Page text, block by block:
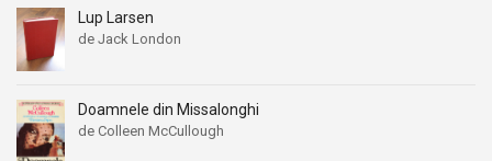
Lup Larsen
de Jack London
Doamnele din Missalonghi
de Colleen McCullough